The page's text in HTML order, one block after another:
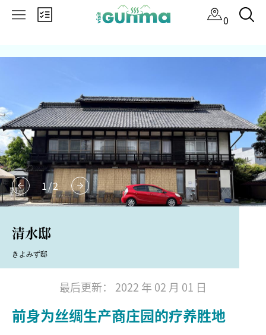
0
1/2
清水邸
きよみず邸
最后更新： 2022 年 02 月 01 日
前身为丝绸生产商庄园的疗养胜地